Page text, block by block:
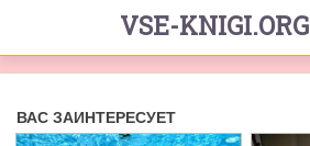
VSE-KNIGI.ORG